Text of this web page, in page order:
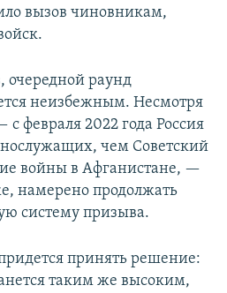
вызов чиновникам,
очередной раунд
неизбежным. Несмотря
февраля 2022 года Россия
чем Советский
войны в Афганистане, —
намерено продолжать
систему призыва.
принять решение:
таким же высоким,